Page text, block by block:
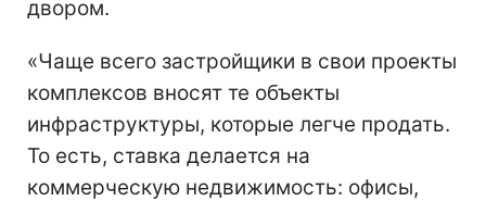
двором.
«Чаще всего застройщики в свои проекты
комплексов вносят те объекты
инфраструктуры, которые легче продать.
То есть, ставка делается на
коммерческую недвижимость: офисы,